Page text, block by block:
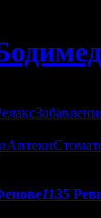
Аптеки
1135